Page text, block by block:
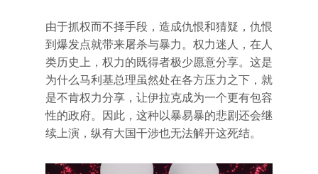
由于抓权而不择手段，造成仇恨和猜疑，仇恨
到爆发点就带来屠杀与暴力。权力迷人，在人
类历史上，权力的既得者极少愿意分享。这是
为什么马利基总理虽然处在各方压力之下，就
是不肯权力分享，让伊拉克成为一个更有包容
性的政府。因此，这种以暴易暴的悲剧还会继
续上演，纵有大国干涉也无法解开这死结。